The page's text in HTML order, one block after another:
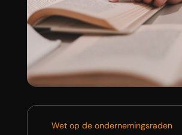
Wet op de ondernemingsraden